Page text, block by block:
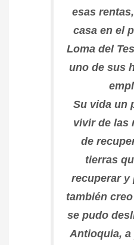
esas
casa en el
Loma del
uno de sus
Su vida un
vivir de las
de
tierras
recuperar y
también
se pudo
Antioquia, a